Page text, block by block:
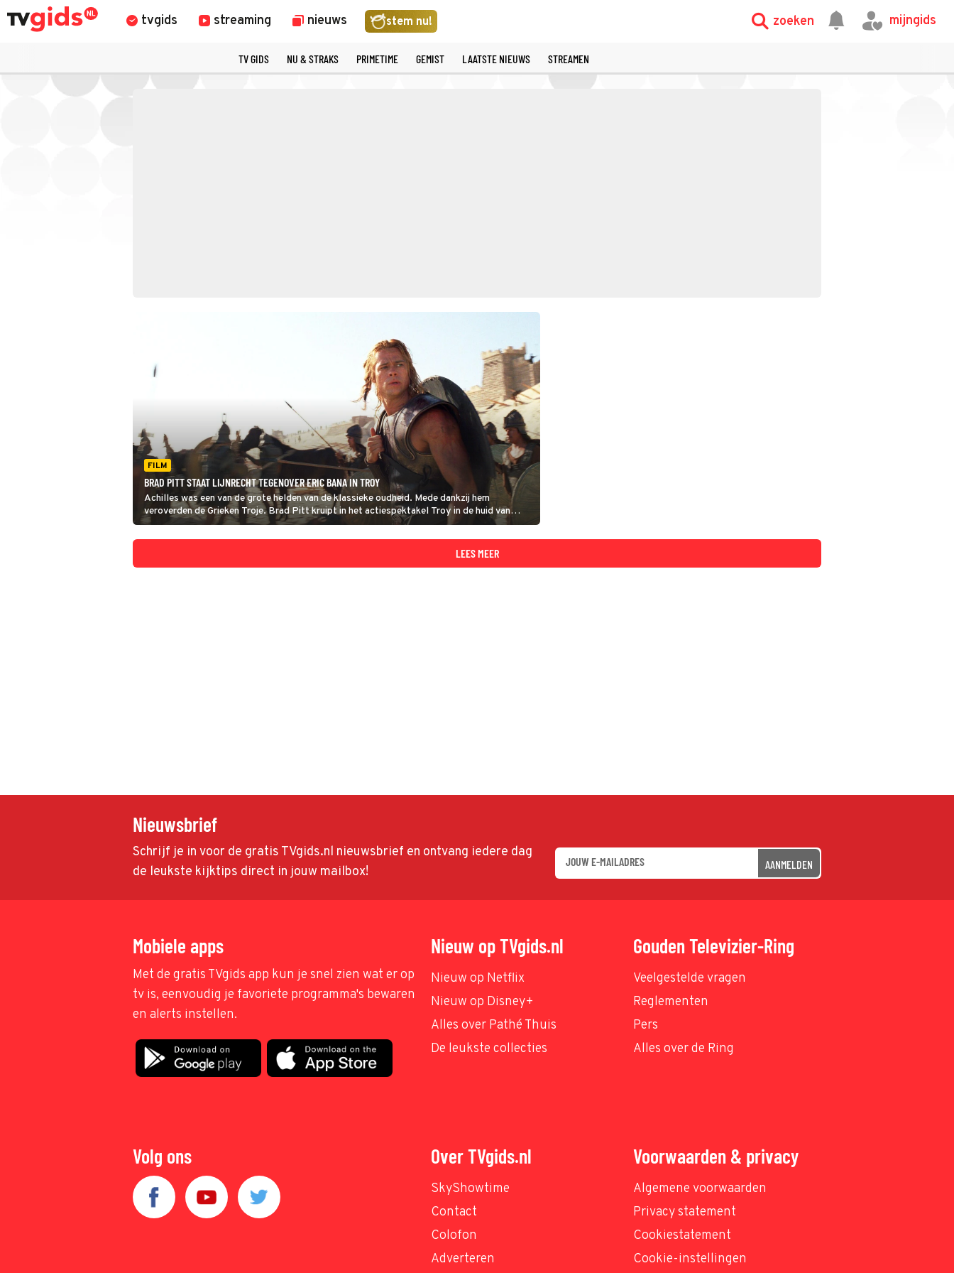
tvgids streaming nieuws stem nu! zoeken mijngids
TV GIDS NU & STRAKS PRIMETIME GEMIST LAATSTE NIEUWS STREAMEN
FILM
BRAD PITT STAAT LIJNRECHT TEGENOVER ERIC BANA IN TROY
Achilles was een van de grote helden van de klassieke oudheid. Mede dankzij hem
veroverden de Grieken Troje. Brad Pitt kruipt in het actiespektakel Troy in de huid van
Achilles.
LEES MEER
Nieuwsbrief
Schrijf je in voor de gratis TVgids.nl nieuwsbrief en ontvang iedere dag
de leukste kijktips direct in jouw mailbox!
AANMELDEN
Mobiele apps
Met de gratis TVgids app kun je snel zien wat er op
tv is, eenvoudig je favoriete programma's bewaren
en alerts instellen.
Nieuw op TVgids.nl
Nieuw op Netflix
Nieuw op Disney+
Alles over Pathé Thuis
De leukste collecties
Gouden Televizier-Ring
Veelgestelde vragen
Reglementen
Pers
Alles over de Ring
Volg ons Over TVgids.nl
SkyShowtime
Contact
Colofon
Adverteren
Voorwaarden & privacy
Algemene voorwaarden
Privacy statement
Cookiestatement
Cookie-instellingen